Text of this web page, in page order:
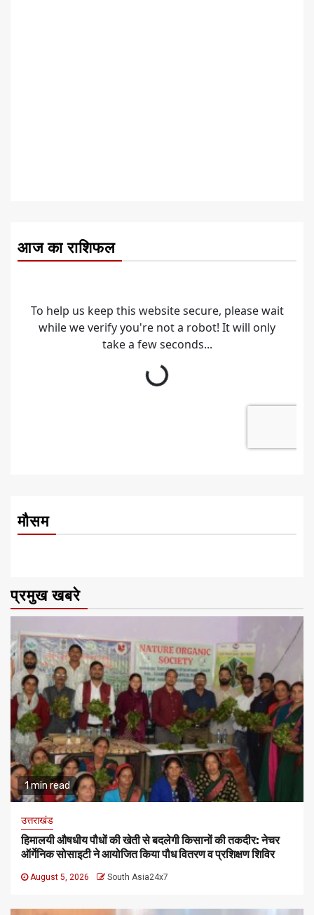
आज का राशिफल
मौसम
प्रमुख खबरे
1 min read
उत्तराखंड
हिमालयी औषधीय पौधों की खेती से बदलेगी किसानों की तकदीर: नेचर
ऑर्गेनिक सोसाइटी ने आयोजित किया पौध वितरण व प्रशिक्षण शिविर
August 5, 2026 South Asia24x7